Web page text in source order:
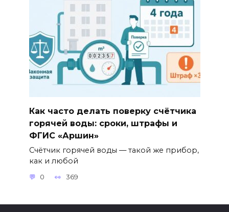
Как часто делать поверку счётчика
горячей воды: сроки, штрафы и
ФГИС «Аршин»
Счётчик горячей воды — такой же прибор,
как и любой
0 369